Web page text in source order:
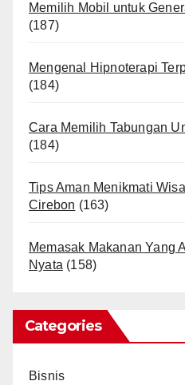
Memilih Mobil untuk
(187)
Mengenal Hipnoterapi
(184)
Cara Memilih Tabungan
(184)
Tips Aman Menikmati
Cirebon (163)
Memasak Makanan Yang
Nyata (158)
Categories
Bisnis